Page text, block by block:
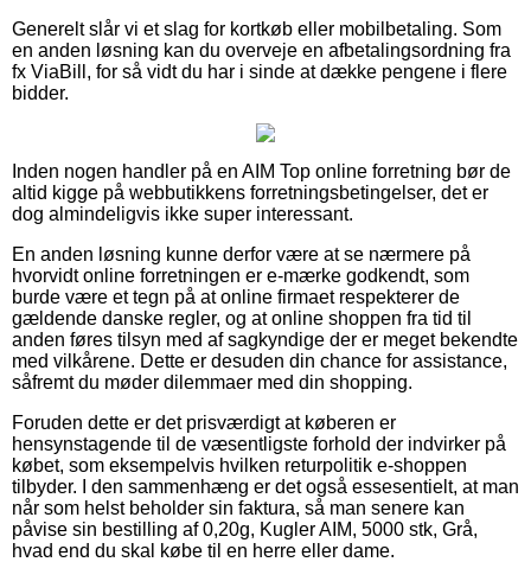
Generelt slår vi et slag for kortkøb eller mobilbetaling. Som
en anden løsning kan du overveje en afbetalingsordning fra
fx ViaBill, for så vidt du har i sinde at dække pengene i flere
bidder.
Inden nogen handler på en AIM Top online forretning bør de
altid kigge på webbutikkens forretningsbetingelser, det er
dog almindeligvis ikke super interessant.
En anden løsning kunne derfor være at se nærmere på
hvorvidt online forretningen er e-mærke godkendt, som
burde være et tegn på at online firmaet respekterer de
gældende danske regler, og at online shoppen fra tid til
anden føres tilsyn med af sagkyndige der er meget bekendte
med vilkårene. Dette er desuden din chance for assistance,
såfremt du møder dilemmaer med din shopping.
Foruden dette er det prisværdigt at køberen er
hensynstagende til de væsentligste forhold der indvirker på
købet, som eksempelvis hvilken returpolitik e-shoppen
tilbyder. I den sammenhæng er det også essesentielt, at man
når som helst beholder sin faktura, så man senere kan
påvise sin bestilling af 0,20g, Kugler AIM, 5000 stk, Grå,
hvad end du skal købe til en herre eller dame.